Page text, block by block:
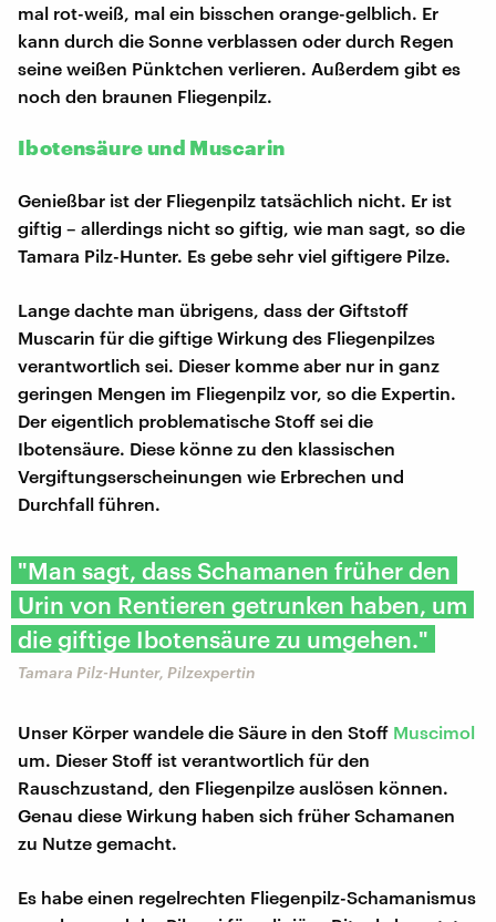
mal rot-weiß, mal ein bisschen orange-gelblich. Er
kann durch die Sonne verblassen oder durch Regen
seine weißen Pünktchen verlieren. Außerdem gibt es
noch den braunen Fliegenpilz.
Ibotensäure und Muscarin
Genießbar ist der Fliegenpilz tatsächlich nicht. Er ist
giftig – allerdings nicht so giftig, wie man sagt, so die
Tamara Pilz-Hunter. Es gebe sehr viel giftigere Pilze.
Lange dachte man übrigens, dass der Giftstoff
Muscarin für die giftige Wirkung des Fliegenpilzes
verantwortlich sei. Dieser komme aber nur in ganz
geringen Mengen im Fliegenpilz vor, so die Expertin.
Der eigentlich problematische Stoff sei die
Ibotensäure. Diese könne zu den klassischen
Vergiftungserscheinungen wie Erbrechen und
Durchfall führen.
"Man sagt, dass Schamanen früher den
Urin von Rentieren getrunken haben, um
die giftige Ibotensäure zu umgehen."
Tamara Pilz-Hunter, Pilzexpertin
Unser Körper wandele die Säure in den Stoff Muscimol
um. Dieser Stoff ist verantwortlich für den
Rauschzustand, den Fliegenpilze auslösen können.
Genau diese Wirkung haben sich früher Schamanen
zu Nutze gemacht.
Es habe einen regelrechten Fliegenpilz-Schamanismus